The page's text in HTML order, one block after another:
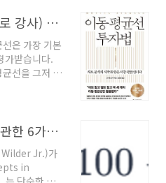
술이나..
마법사처럼
자자가 어떻
과를 낼 수
. 미너비니
실적인 수익
을 수백만
..
이동평균선 투자법 (고지로 강사) 북리뷰
은 가장 기본
가받습니다.
선을 그저 차
로 이 지점
존의 단편적
며, 이동평
힘의 균형을
니다 .이 책
J. 웰스 와일더의 추세에 관한 6가지 트레이딩 시스템
Wilder Jr.)가
in